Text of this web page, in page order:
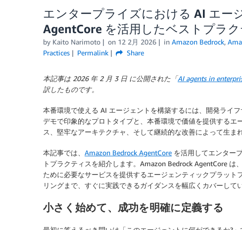
エンタープライズにおける AI エー
AgentCore を活用したベストプラク
by Kaito Narimoto on 12 2月 2026 in Amazon Bedrock,
Practices
Permalink Share
本記事は 2026 年 2 月 3 日 に公開された「AI agents in
訳したものです。
本番環境で使える AI エージェントを構築するには、開発ライ
デモで印象的なプロトタイプと、本番環境で価値を提供するエ
ス、堅牢なアーキテクチャ、そして継続的な改善によって生まれ
本記事では、 Amazon Bedrock AgentCore を活用してエンター
トプラクティスを紹介します。Amazon Bedrock AgentCore
ために必要なサービスを提供するエージェンティックプラッ
リングまで、すぐに実践できるガイダンスを幅広くカバーして
小さく始めて、成功を明確に定義する